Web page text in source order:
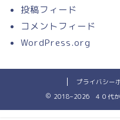
投稿フィード
コメントフィード
WordPress.org
プライバシー
2018–2026 ４０代か